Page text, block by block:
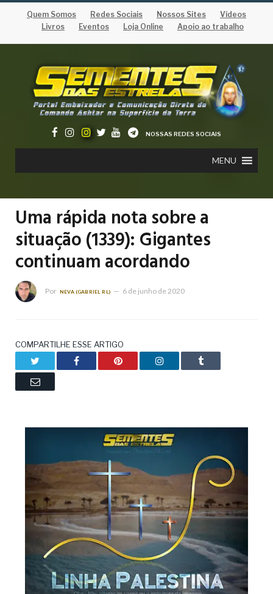
Quem Somos Redes Sociais Nossos Sites
Vídeos
Livros
Eventos Loja Online Apoio ao trabalho
NOSSAS REDES SOCIAIS
MENU
Uma rápida nota sobre a
situação (1339): Gigantes
continuam acordando
Por NEVA (GABRIEL RL) 6 de junho de 2020
COMPARTILHE ESSE ARTIGO
Facebook Pinterest LinkedIn Tumblr
Email